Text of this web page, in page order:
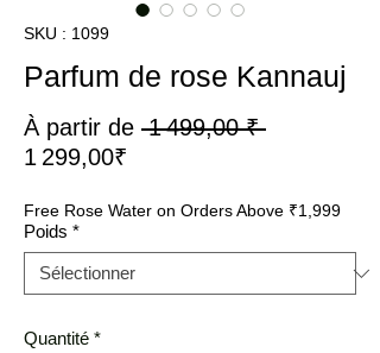
SKU : 1099
Parfum de rose Kannauj
À partir de 1 499,00 ₹ Prix
1 299,00₹
Free Rose Water on Orders Above ₹1,999
Poids *
Quantité *